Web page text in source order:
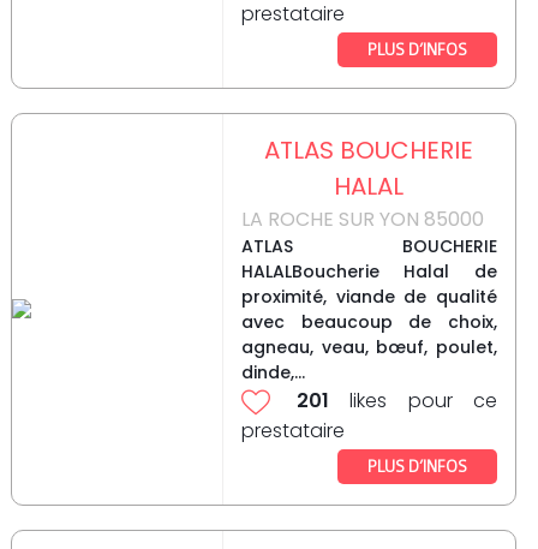
prestataire
PLUS D’INFOS
ATLAS BOUCHERIE
HALAL
LA ROCHE SUR YON 85000
ATLAS BOUCHERIE
HALALBoucherie Halal de
proximité, viande de qualité
avec beaucoup de choix,
agneau, veau, bœuf, poulet,
dinde,...
201 likes pour ce
prestataire
PLUS D’INFOS